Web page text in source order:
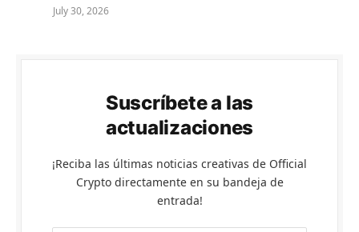
July 30, 2026
Suscríbete a las
actualizaciones
¡Reciba las últimas noticias creativas de Official
Crypto directamente en su bandeja de
entrada!